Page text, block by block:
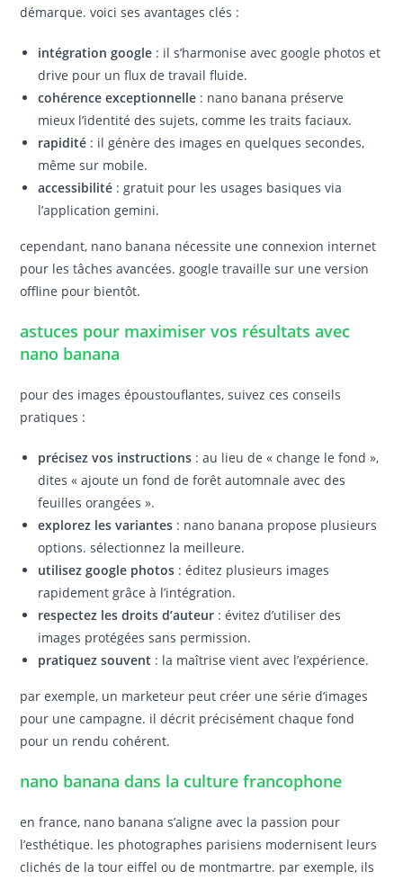
démarque. voici ses avantages clés :
intégration google : il s’harmonise avec google photos et
drive pour un flux de travail fluide.
cohérence exceptionnelle : nano banana préserve
mieux l’identité des sujets, comme les traits faciaux.
rapidité : il génère des images en quelques secondes,
même sur mobile.
accessibilité : gratuit pour les usages basiques via
l’application gemini.
cependant, nano banana nécessite une connexion internet
pour les tâches avancées. google travaille sur une version
offline pour bientôt.
astuces pour maximiser vos résultats avec
nano banana
pour des images époustouflantes, suivez ces conseils
pratiques :
précisez vos instructions : au lieu de « change le fond »,
dites « ajoute un fond de forêt automnale avec des
feuilles orangées ».
explorez les variantes : nano banana propose plusieurs
options. sélectionnez la meilleure.
utilisez google photos : éditez plusieurs images
rapidement grâce à l’intégration.
respectez les droits d’auteur : évitez d’utiliser des
images protégées sans permission.
pratiquez souvent : la maîtrise vient avec l’expérience.
par exemple, un marketeur peut créer une série d’images
pour une campagne. il décrit précisément chaque fond
pour un rendu cohérent.
nano banana dans la culture francophone
en france, nano banana s’aligne avec la passion pour
l’esthétique. les photographes parisiens modernisent leurs
clichés de la tour eiffel ou de montmartre. par exemple, ils